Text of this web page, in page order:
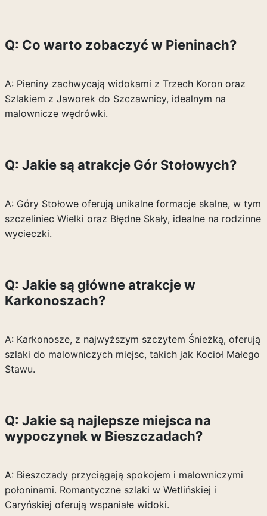
Q: Co warto zobaczyć w Pieninach?
A: Pieniny zachwycają widokami z Trzech Koron oraz
Szlakiem z Jaworek do Szczawnicy, idealnym na
malownicze wędrówki.
Q: Jakie są atrakcje Gór Stołowych?
A: Góry Stołowe oferują unikalne formacje skalne, w tym
szczeliniec Wielki oraz Błędne Skały, idealne na rodzinne
wycieczki.
Q: Jakie są główne atrakcje w
Karkonoszach?
A: Karkonosze, z najwyższym szczytem Śnieżką, oferują
szlaki do malowniczych miejsc, takich jak Kocioł Małego
Stawu.
Q: Jakie są najlepsze miejsca na
wypoczynek w Bieszczadach?
A: Bieszczady przyciągają spokojem i malowniczymi
połoninami. Romantyczne szlaki w Wetlińskiej i
Caryńskiej oferują wspaniałe widoki.